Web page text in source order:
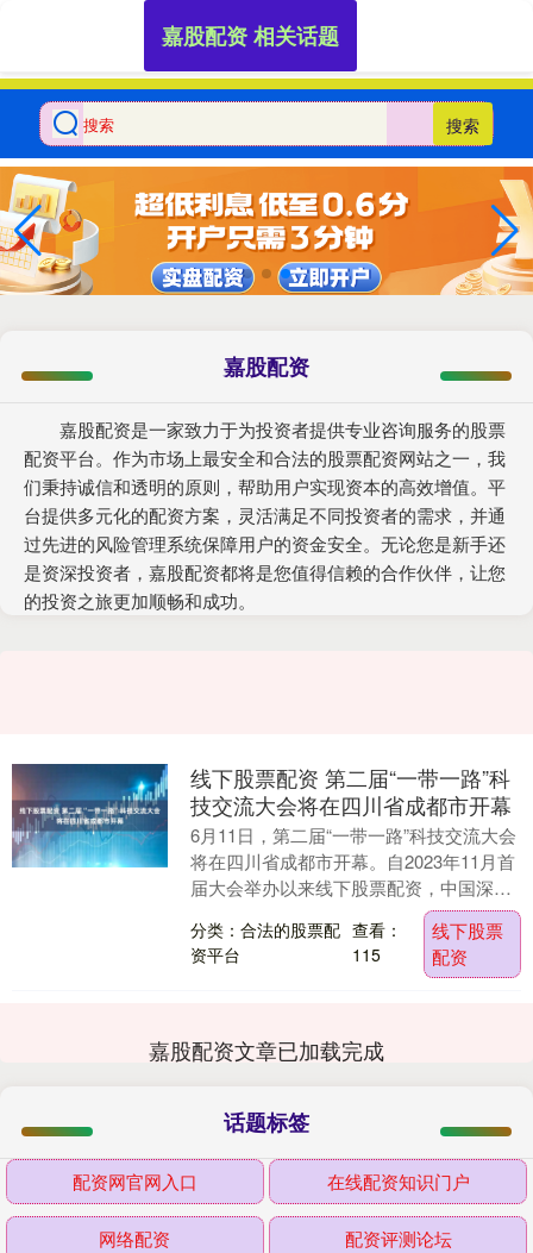
搜索
嘉股配资
嘉股配资是一家致力于为投资者提供专业咨询服务的股票
配资平台。作为市场上最安全和合法的股票配资网站之一，我
们秉持诚信和透明的原则，帮助用户实现资本的高效增值。平
台提供多元化的配资方案，灵活满足不同投资者的需求，并通
过先进的风险管理系统保障用户的资金安全。无论您是新手还
是资深投资者，嘉股配资都将是您值得信赖的合作伙伴，让您
的投资之旅更加顺畅和成功。
嘉股配资 相关话题
线下股票配资 第二届“一带一路”科
技交流大会将在四川省成都市开幕
6月11日，第二届“一带一路”科技交流大会
将在四川省成都市开幕。自2023年11月首
届大会举办以来线下股票配资，中国深入
实施“一带一路”科技创新行动计划，扎实
推....
分类：合法的股票配
资平台
查看：
115
线下股票
配资
嘉股配资文章已加载完成
话题标签
配资网官网入口 在线配资知识门户
网络配资 配资评测论坛